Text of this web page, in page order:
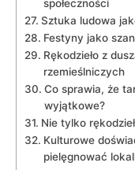
społeczności
Sztuka ludowa
Festyny jako
Rękodzieło z
rzemieślniczych
Co‌ sprawia, że
wyjątkowe?
Nie tylko
Kulturowe
⁣pielęgnować​